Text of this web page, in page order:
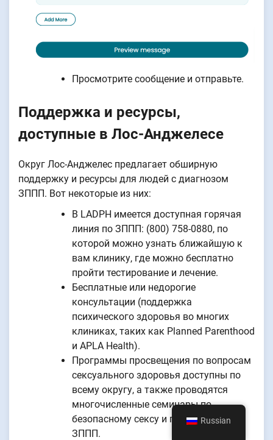
Просмотрите сообщение и отправьте.
Поддержка и ресурсы,
доступные в Лос-Анджелесе
Округ Лос-Анджелес предлагает обширную
поддержку и ресурсы для людей с диагнозом
ЗППП. Вот некоторые из них:
В LADPH имеется доступная горячая
линия по ЗППП: (800) 758-0880, по
которой можно узнать ближайшую к
вам клинику, где можно бесплатно
пройти тестирование и лечение.
Бесплатные или недорогие
консультации (поддержка
психического здоровья во многих
клиниках, таких как Planned Parenthood
и APLA Health).
Программы просвещения по вопросам
сексуального здоровья доступны по
всему округу, а также проводятся
многочисленные семинары по
безопасному сексу и профилактике
ЗППП.
Russian